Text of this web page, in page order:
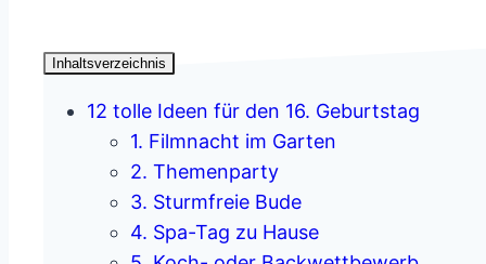
Inhaltsverzeichnis
12 tolle Ideen für den 16. Geburtstag
1. Filmnacht im Garten
2. Themenparty
3. Sturmfreie Bude
4. Spa-Tag zu Hause